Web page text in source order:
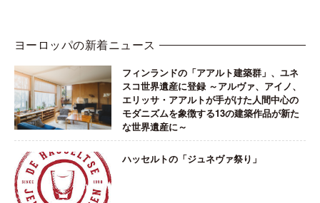
ヨーロッパの新着ニュース
フィンランドの「アアルト建築群」、ユネ
スコ世界遺産に登録 ～アルヴァ、アイノ、
エリッサ・アアルトが手がけた人間中心の
モダニズムを象徴する13の建築作品が新た
な世界遺産に～
ハッセルトの「ジュネヴァ祭り」